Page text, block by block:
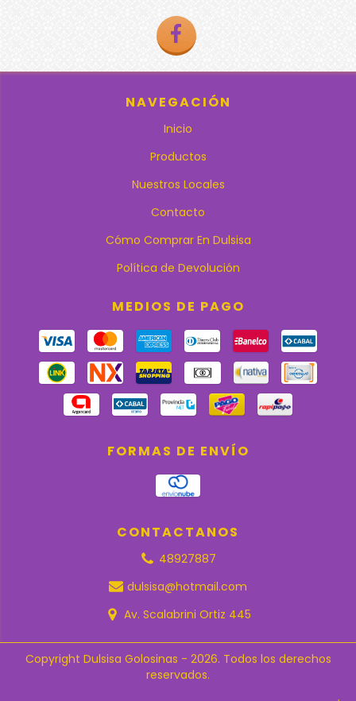
NAVEGACIÓN
Inicio
Productos
Nuestros Locales
Contacto
Cómo Comprar En Dulsisa
Política de Devolución
MEDIOS DE PAGO
FORMAS DE ENVÍO
CONTACTANOS
48927887
dulsisa@hotmail.com
Av. Scalabrini Ortiz 445
Copyright Dulsisa Golosinas - 2026. Todos los derechos
reservados.